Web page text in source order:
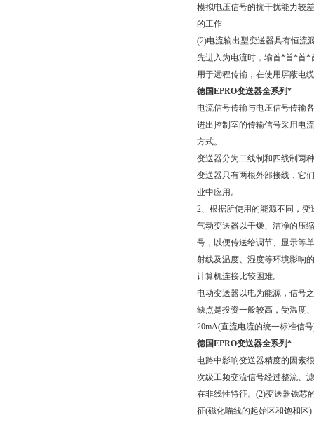
模拟电压信号的抗干扰能力较
的工作
(2)电流输出型变送器具有恒
先进入为电流时，输首*首*首*
用于远程传输，在使用屏蔽电
德国EPRO变送器全系列*
电流信号传输与电压信号传输
进出控制室的传输信号采用电
方式。
变送器分为二线制和四线制两
变送器只有两根外部接线，它
业中应用。
2、根据所使用的能源不同，
气动变送器以干燥、洁净的压
号，以便传送给调节、显示等
射线及温度、湿度等环境影响
计算机连接比较困难。
电动变送器以电为能源，信号
缺点是投资一般较高，受温度
20mA(直流电流的统一标准信
德国EPRO变送器全系列*
电路中影响变送器精度的因素
次级工频交流信号经过整流、
在非线性特征。 (2)变送器铁芯
征(磁化喵线的起始区和饱和区